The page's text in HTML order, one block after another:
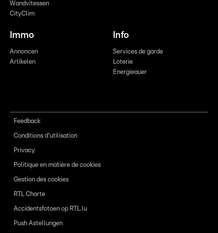
Wandvitessen
CityClim
Immo
Annoncen
Artikelen
Info
Services de garde
Loterie
Energieauer
Feedback
Conditions d'utilisation
Privacy
Politique en matière de cookies
Gestion des cookies
RTL Charte
Accidentsfotoen op RTL.lu
Push Astellungen